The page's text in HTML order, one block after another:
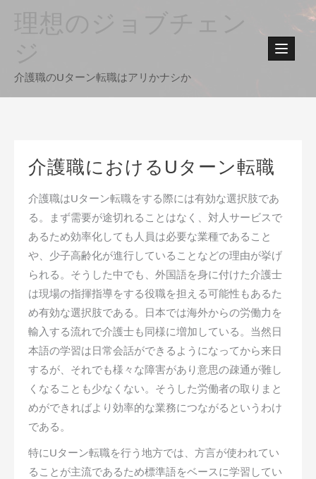
介護職のUターン転職はアリかナシか
介護職におけるUターン転職
介護職はUターン転職をする際には有効な選択肢であ
る。まず需要が途切れることはなく、対人サービスで
あるため効率化しても人員は必要な業種であること
や、少子高齢化が進行していることなどの理由が挙げ
られる。そうした中でも、外国語を身に付けた介護士
は現場の指揮指導をする役職を担える可能性もあるた
め有効な選択肢である。日本では海外からの労働力を
輸入する流れで介護士も同様に増加している。当然日
本語の学習は日常会話ができるようになってから来日
するが、それでも様々な障害があり意思の疎通が難し
くなることも少なくない。そうした労働者の取りまと
めができればより効率的な業務につながるというわけ
である。
特にUターン転職を行う地方では、方言が使われてい
ることが主流であるため標準語をベースに学習してい